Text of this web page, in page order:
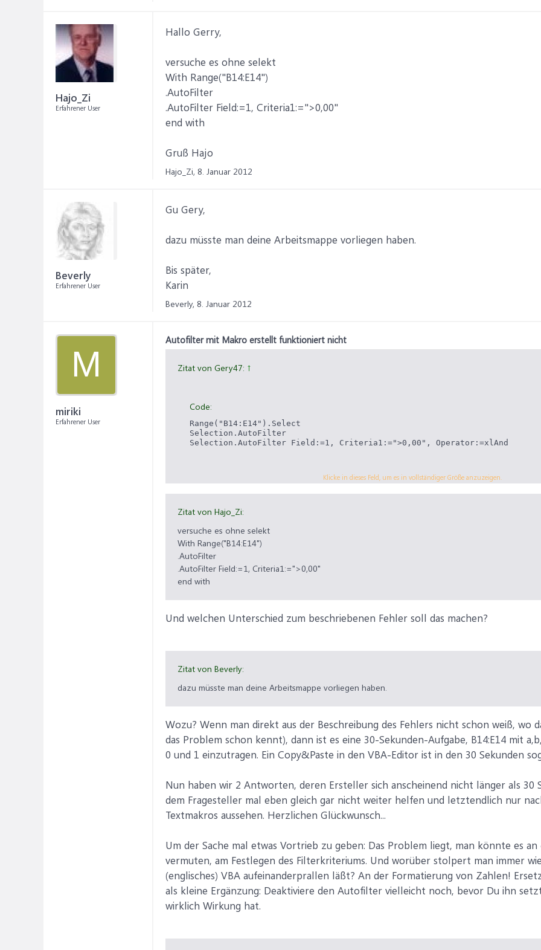
Hajo_Zi
Erfahrener User
Hallo Gerry,
versuche es ohne selekt
With Range("B14:E14")
.AutoFilter
.AutoFilter Field:=1, Criteria1:=">0,00"
end with
Gruß Hajo
Hajo_Zi, 8. Januar 2012
Beverly
Erfahrener User
Gu Gery,
dazu müsste man deine Arbeitsmappe vorliegen haben.
Bis später,
Karin
Beverly, 8. Januar 2012
M
miriki
Erfahrener User
Autofilter mit Makro erstellt funktioniert nicht
Zitat von Gery47: ↑
Code:
Range("B14:E14").Select
Selection.AutoFilter
Selection.AutoFilter Field:=1, Criteria1:=">0,00", Operator:=xlAnd
Es werden einfach alle Zeilen ausgeblendet.Klicke in dieses Feld, um es in vollständiger Größe anzuzeigen.
Zitat von Hajo_Zi:
versuche es ohne selekt
With Range("B14:E14")
.AutoFilter
.AutoFilter Field:=1, Criteria1:=">0,00"
end with
Und welchen Unterschied zum beschriebenen Fehler soll das machen?
Zitat von Beverly:
dazu müsste man deine Arbeitsmappe vorliegen haben.
Wozu? Wenn man direkt aus der Beschreibung des Fehlers nicht schon weiß, wo
das Problem schon kennt), dann ist es eine 30-Sekunden-Aufgabe, B14:E14 mit
0 und 1 einzutragen. Ein Copy&Paste in den VBA-Editor ist in den 30 Sekunden
Nun haben wir 2 Antworten, deren Ersteller sich anscheinend nicht länger als 30
dem Fragesteller mal eben gleich gar nicht weiter helfen und letztendlich nur
Textmakros aussehen. Herzlichen Glückwunsch...
Um der Sache mal etwas Vortrieb zu geben: Das Problem liegt, man könnte es
vermuten, am Festlegen des Filterkriteriums. Und worüber stolpert man immer
(englisches) VBA aufeinanderprallen läßt? An der Formatierung von Zahlen!
als kleine Ergänzung: Deaktiviere den Autofilter vielleicht noch, bevor Du ihn
wirklich Wirkung hat.